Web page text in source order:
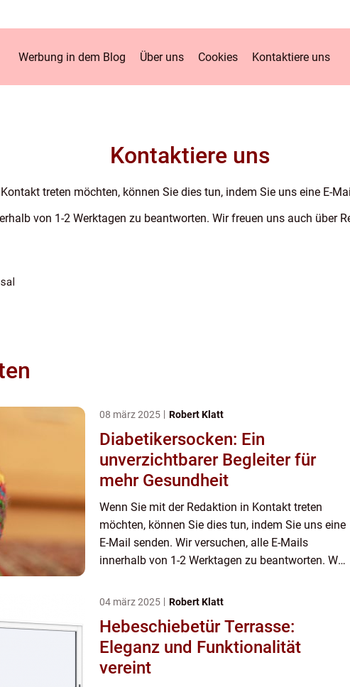
Werbung in dem Blog Über uns Cookies Kontaktiere uns
Kontaktiere uns
treten möchten, können Sie dies tun, indem Sie uns eine E-
von 1-2 Werktagen zu beantworten. Wir freuen uns auch über
08 märz 2025 Robert Klatt
Diabetikersocken: Ein
unverzichtbarer Begleiter für
mehr Gesundheit
Wenn Sie mit der Redaktion in Kontakt treten
möchten, können Sie dies tun, indem Sie uns eine
E-Mail senden. Wir versuchen, alle E-Mails
innerhalb von 1-2 Werktagen zu beantworten. Wir
Kommentare auf unse...
04 märz 2025 Robert Klatt
Hebeschiebetür Terrasse:
Eleganz und Funktionalität
vereint